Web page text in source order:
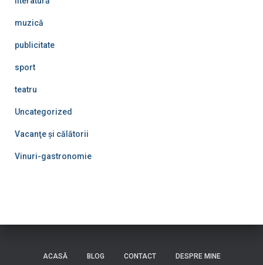
muzică
publicitate
sport
teatru
Uncategorized
Vacanţe şi călătorii
Vinuri-gastronomie
ACASĂ BLOG CONTACT DESPRE MINE